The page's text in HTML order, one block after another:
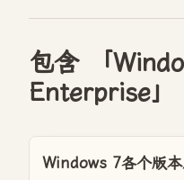
包含 「
Enterprise」
Windows 7各个版